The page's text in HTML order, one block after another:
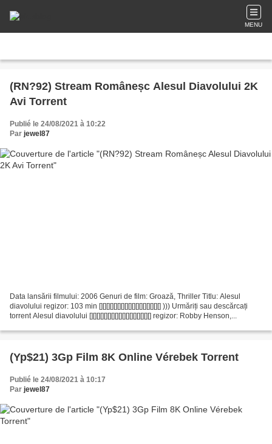
MENU
(RN?92) Stream Româneșc Alesul Diavolului 2K
Avi Torrent
Publié le 24/08/2021 à 10:22
Par jewel87
Data lansării filmului: 2006 Genuri de film: Groază, Thriller Titlu: Alesul
diavolului regizor: 103 min [][][][][][][][][][][][][][][][][] ))) Urmăriți sau descărcați
torrent Alesul diavolului [][][][][][][][][][][][][][][][][] regizor: Robby Henson,...
(Yp$21) 3Gp Film 8K Online Vérebek Torrent
Publié le 24/08/2021 à 10:17
Par jewel87